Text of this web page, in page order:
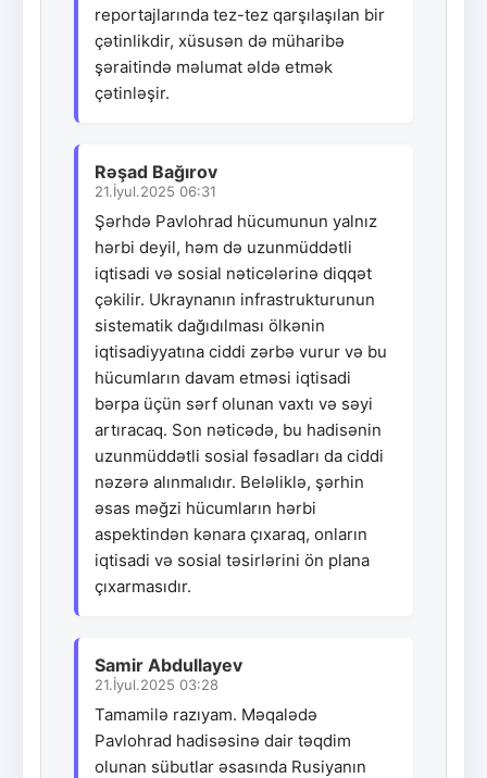
reportajlarında tez-tez qarşılaşılan bir
çətinlikdir, xüsusən də müharibə
şəraitində məlumat əldə etmək
çətinləşir.
Rəşad Bağırov
21.İyul.2025 06:31
Şərhdə Pavlohrad hücumunun yalnız
hərbi deyil, həm də uzunmüddətli
iqtisadi və sosial nəticələrinə diqqət
çəkilir. Ukraynanın infrastrukturunun
sistematik dağıdılması ölkənin
iqtisadiyyatına ciddi zərbə vurur və bu
hücumların davam etməsi iqtisadi
bərpa üçün sərf olunan vaxtı və səyi
artıracaq. Son nəticədə, bu hadisənin
uzunmüddətli sosial fəsadları da ciddi
nəzərə alınmalıdır. Beləliklə, şərhin
əsas məğzi hücumların hərbi
aspektindən kənara çıxaraq, onların
iqtisadi və sosial təsirlərini ön plana
çıxarmasıdır.
Samir Abdullayev
21.İyul.2025 03:28
Tamamilə razıyam. Məqalədə
Pavlohrad hadisəsinə dair təqdim
olunan sübutlar əsasında Rusiyanın